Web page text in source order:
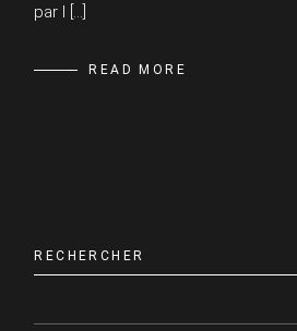
par I […]
READ MORE